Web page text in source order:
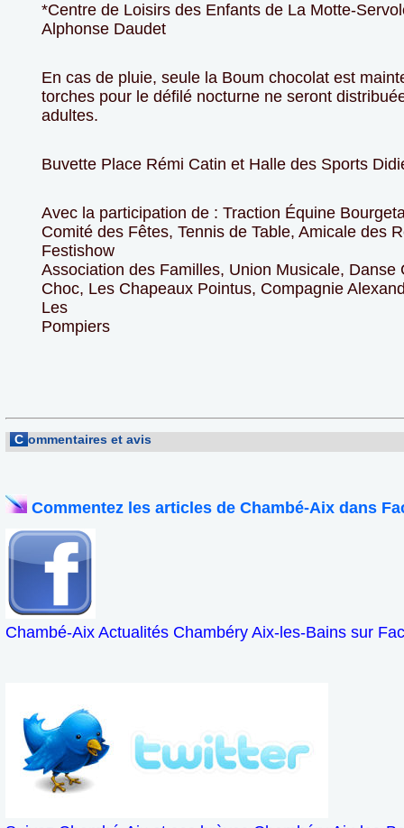
*Centre de Loisirs des Enfants de La Motte-
Alphonse Daudet
En cas de pluie, seule la Boum chocolat est
torches pour le défilé nocturne ne seront
adultes.
Buvette Place Rémi Catin et Halle des Sports
Avec la participation de : Traction Équine
Comité des Fêtes, Tennis de Table, Amicale des
Festishow
Association des Familles, Union Musicale, Danse
Choc, Les Chapeaux Pointus, Compagnie
Les
Pompiers
C ommentaires et avis
Commentez les articles de Chambé-Aix dans
Chambé-Aix Actualités Chambéry Aix-les-Bains sur